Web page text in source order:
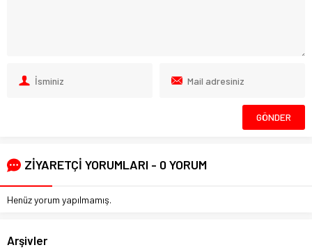
ZİYARETÇİ YORUMLARI - 0 YORUM
Henüz yorum yapılmamış.
Arşivler